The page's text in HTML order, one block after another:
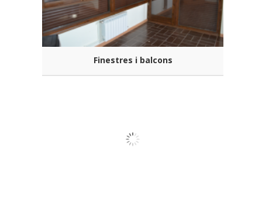
Finestres i balcons